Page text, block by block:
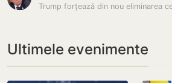
Ultimele evenimente